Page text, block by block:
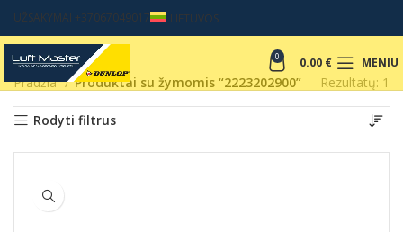
UŽSAKYMAI +37067049017 LIETUVOS
0 0.00 € MENIU
Pradžia Produktai su žymomis “2223202900” Rezultatų: 1
Rodyti filtrus